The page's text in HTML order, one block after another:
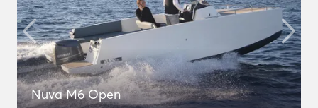
Nuva M6 Open